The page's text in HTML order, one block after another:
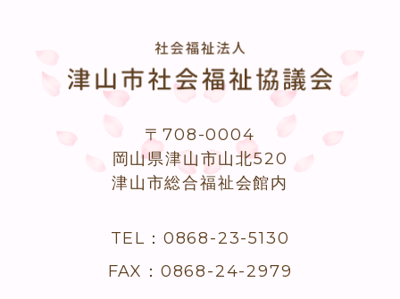
〒708-0004
岡山県津山市山北520
津山市総合福祉会館内
TEL：0868-23-5130
FAX：0868-24-2979